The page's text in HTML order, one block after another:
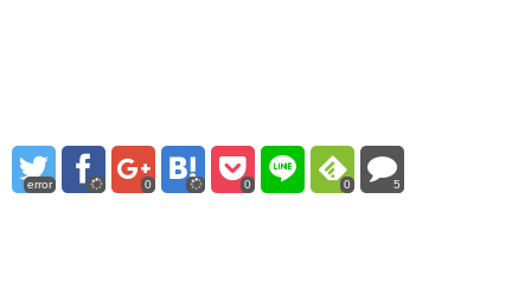
error 0 0 0 5